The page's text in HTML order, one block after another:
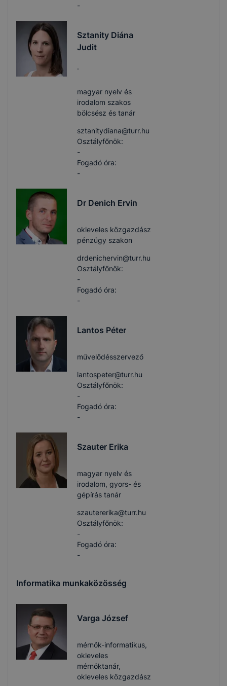
-
Sztanity Diána
Judit
.
magyar nyelv és
irodalom szakos
bölcsész és tanár
sztanitydiana​@turr.hu
Osztályfőnök:
-
Fogadó óra:
-
Dr Denich Ervin
okleveles közgazdász
pénzügy szakon
drdenichervin​@turr.hu
Osztályfőnök:
-
Fogadó óra:
-
Lantos Péter
művelődésszervező
lantospeter​@turr.hu
Osztályfőnök:
-
Fogadó óra:
-
Szauter Erika
magyar nyelv és
irodalom, gyors- és
gépírás tanár
szautererika​@turr.hu
Osztályfőnök:
-
Fogadó óra:
-
Informatika munkaközösség
Varga József
mérnök-informatikus,
okleveles
mérnöktanár,
okleveles közgazdász